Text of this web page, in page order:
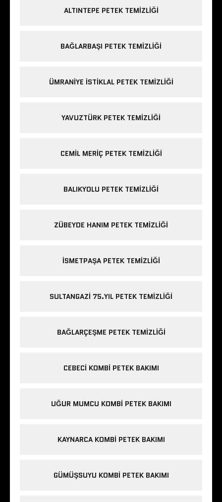
ALTINTEPE PETEK TEMIZLIĞI
BAĞLARBAŞI PETEK TEMIZLIĞI
ÜMRANIYE ISTIKLAL PETEK TEMIZLIĞI
YAVUZTÜRK PETEK TEMIZLIĞI
CEMIL MERIÇ PETEK TEMIZLIĞI
BALIKYOLU PETEK TEMIZLIĞI
ZÜBEYDE HANIM PETEK TEMIZLIĞI
ISMETPAŞA PETEK TEMIZLIĞI
SULTANGAZI 75.YIL PETEK TEMIZLIĞI
BAĞLARÇEŞME PETEK TEMIZLIĞI
CEBECI KOMBI PETEK BAKIMI
UĞUR MUMCU KOMBI PETEK BAKIMI
KAYNARCA KOMBI PETEK BAKIMI
GÜMÜŞSUYU KOMBI PETEK BAKIMI